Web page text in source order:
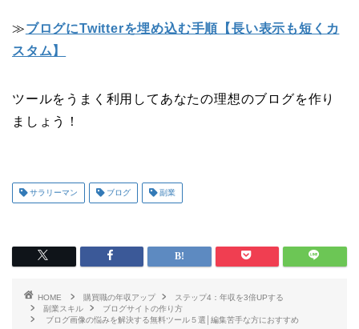
≫ブログにTwitterを埋め込む手順【長い表示も短くカ
スタム】
ツールをうまく利用してあなたの理想のブログを作り
ましょう！
サラリーマン ブログ 副業
HOME 購買職の年収アップ
ステップ4：年収を3倍UPする
副業スキル
ブログサイトの作り方
ブログ画像の悩みを解決する無料ツール５選│編集苦手な方におすすめ